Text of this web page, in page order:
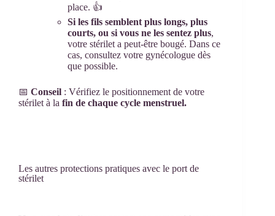
place. 👍
Si les fils semblent plus longs, plus
courts, ou si vous ne les sentez plus,
votre stérilet a peut-être bougé. Dans ce
cas, consultez votre gynécologue dès
que possible.
📅 Conseil : Vérifiez le positionnement de votre
stérilet à la fin de chaque cycle menstruel.
Les autres protections pratiques avec le port de
stérilet